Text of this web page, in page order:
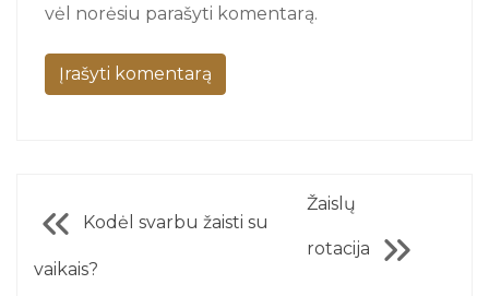
vėl norėsiu parašyti komentarą.
Kodėl svarbu žaisti su
vaikais?
Žaislų
rotacija